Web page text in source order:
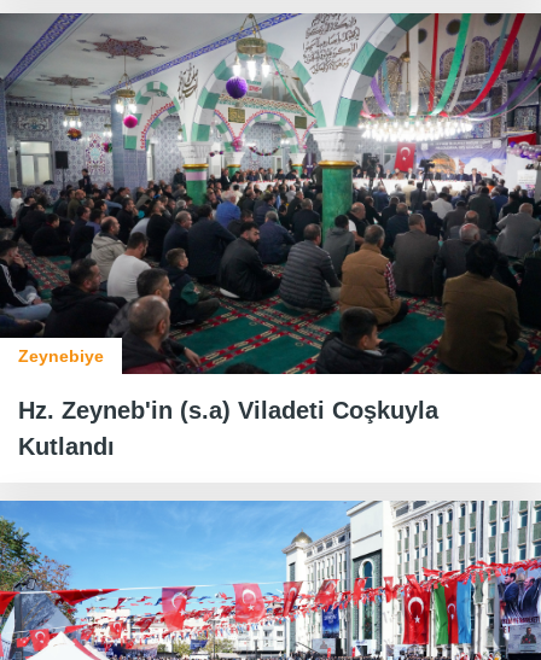
Zeynebiye
Hz. Zeyneb'in (s.a) Viladeti Coşkuyla
Kutlandı